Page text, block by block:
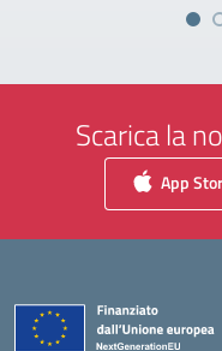
Scarica la
App